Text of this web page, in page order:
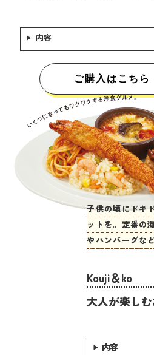
内容
ご購入はこちら
子供の頃にドキ
ットを。定番の
やハンバーグな
Kouji＆ko
大人が楽し
内容